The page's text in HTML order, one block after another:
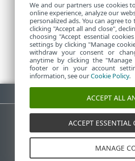
Baza
We and our partners use cookies
online experience, analyze our
personalized ads. You can agree
clicking "Accept all and close",
choosing "Accept essential
settings by clicking "Manage
withdraw your consent or
anytime by clicking the
footer or in your account
information, see ourCookie Policy.
ACCEPT ALL
ACCEPT ESSENTIAL
MANAGE